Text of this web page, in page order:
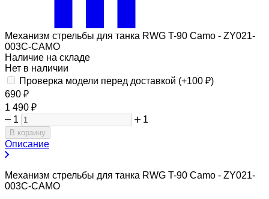
Механизм стрельбы для танка RWG T-90 Camo - ZY021-
003C-CAMO
Наличие на складе
Нет в наличии
Проверка модели перед доставкой (+100 ₽)
690 ₽
1 490 ₽
1
1
В корзину
Описание
Механизм стрельбы для танка RWG T-90 Camo - ZY021-
003C-CAMO